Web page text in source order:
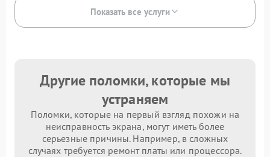
Показать все услуги
Другие поломки, которые мы
устраняем
Поломки, которые на первый взгляд похожи на
неисправность экрана, могут иметь более
серьезные причины. Например, в сложных
случаях требуется ремонт платы или процессора.